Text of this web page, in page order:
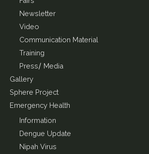
Newsletter
Video
Communication Material
Training
Press/ Media
Gallery
Sphere Project
Emergency Health
Information
Dengue Update
Nipah Virus